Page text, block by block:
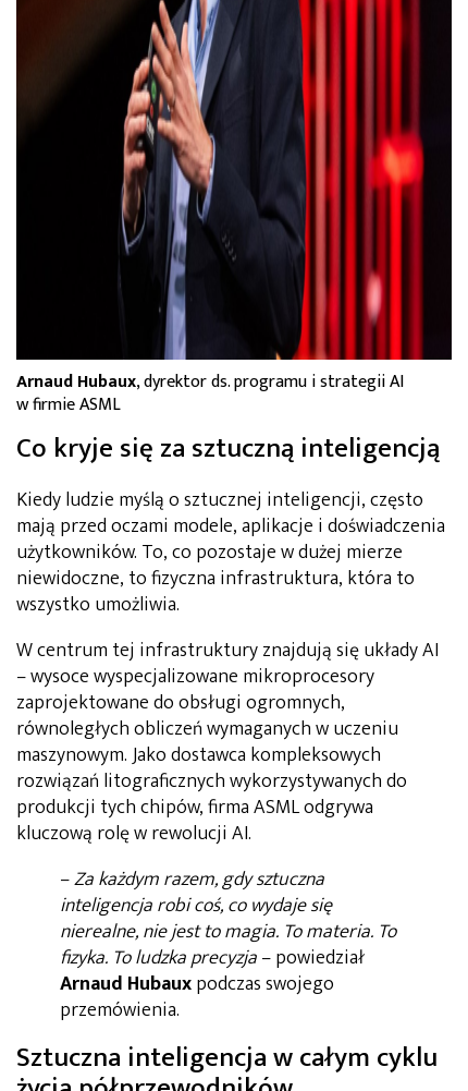
Arnaud Hubaux, dyrektor ds. programu i strategii AI
w firmie ASML
Co kryje się za sztuczną inteligencją
Kiedy ludzie myślą o sztucznej inteligencji, często
mają przed oczami modele, aplikacje i doświadczenia
użytkowników. To, co pozostaje w dużej mierze
niewidoczne, to fizyczna infrastruktura, która to
wszystko umożliwia.
W centrum tej infrastruktury znajdują się układy AI
– wysoce wyspecjalizowane mikroprocesory
zaprojektowane do obsługi ogromnych,
równoległych obliczeń wymaganych w uczeniu
maszynowym. Jako dostawca kompleksowych
rozwiązań litograficznych wykorzystywanych do
produkcji tych chipów, firma ASML odgrywa
kluczową rolę w rewolucji AI.
–Za każdym razem, gdy sztuczna
inteligencja robi coś, co wydaje się
nierealne, nie jest to magia. To materia. To
fizyka. To ludzka precyzja– powiedział
Arnaud Hubauxpodczas swojego
przemówienia.
Sztuczna inteligencja w całym cyklu